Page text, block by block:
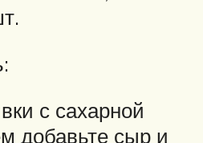
с сахарной
добавьте сыр и